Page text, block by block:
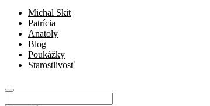
Michal Skit
Patrícia
Anatoly
Blog
Poukážky
Starostlivosť